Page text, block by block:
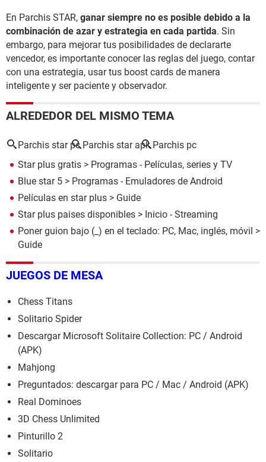
En Parchis STAR, ganar siempre no es posible debido a la
combinación de azar y estrategia en cada partida. Sin
embargo, para mejorar tus posibilidades de declararte
vencedor, es importante conocer las reglas del juego, contar
con una estrategia, usar tus boost cards de manera
inteligente y ser paciente y observador.
ALREDEDOR DEL MISMO TEMA
Parchis star pc Parchis star apk Parchis pc
Star plus gratis > Programas - Películas, series y TV
Blue star 5 > Programas - Emuladores de Android
Películas en star plus > Guide
Star plus paises disponibles > Inicio - Streaming
Poner guion bajo (_) en el teclado: PC, Mac, inglés, móvil >
Guide
JUEGOS DE MESA
Chess Titans
Solitario Spider
Descargar Microsoft Solitaire Collection: PC / Android
(APK)
Mahjong
Preguntados: descargar para PC / Mac / Android (APK)
Real Dominoes
3D Chess Unlimited
Pinturillo 2
Solitario